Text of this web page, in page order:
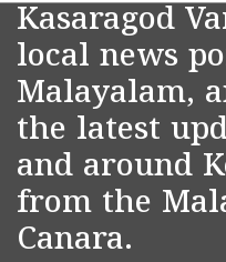
Kasaragod
local news
Malayalam,
the latest
and around
from the
Canara.